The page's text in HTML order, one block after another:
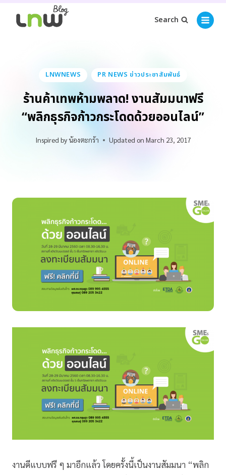
Search
LNWNEWS PR NEWS ข่าวประชาสัมพันธ์
ร้านค้าเทพห้ามพลาด! งานสัมมนาฟรี
“พลิกธุรกิจก้าวกระโดดด้วยออนไลน์”
Inspired by น้องตะกร้า Updated on March 23, 2017
งานดีแบบฟรี ๆ มาอีกแล้ว โดยครั้งนี้เป็นงานสัมมนา “พลิก